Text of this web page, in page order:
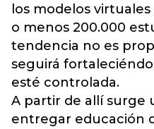
los modelos
o menos 200.000
tendencia no es
seguirá
esté controlada.
A partir de allí surge
entregar educación